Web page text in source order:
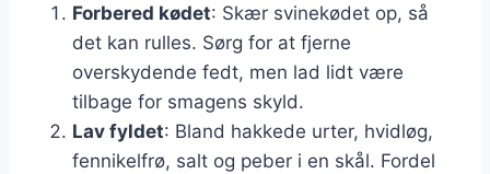
Forbered kødet: Skær svinekødet op, så
det kan rulles. Sørg for at fjerne
overskydende fedt, men lad lidt være
tilbage for smagens skyld.
Lav fyldet: Bland hakkede urter, hvidløg,
fennikelfrø, salt og peber i en skål. Fordel